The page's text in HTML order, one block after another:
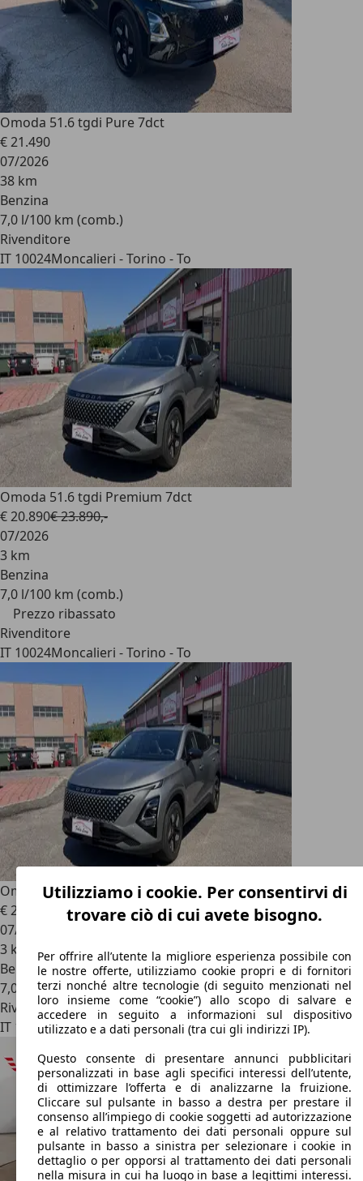
Omoda 51.6 tgdi Pure 7dct
€ 21.490
07/2026
38 km
Benzina
7,0 l/100 km (comb.)
Rivenditore
IT 10024Moncalieri - Torino - To
Omoda 51.6 tgdi Premium 7dct
€ 20.890€ 23.890,-
07/2026
3 km
Benzina
7,0 l/100 km (comb.)
Prezzo ribassato
Rivenditore
IT 10024Moncalieri - Torino - To
Omoda 51.6 tgdi Premium 7dct
€ 20.890
07/2026
3 km
Benzina
7,0 l/100 km (comb.)
Rivenditore
IT 10024Moncalieri - Torino - To
Utilizziamo i cookie. Per consentirvi di
trovare ciò di cui avete bisogno.
Per offrire all’utente la migliore esperienza possibile con
le nostre offerte, utilizziamo cookie propri e di fornitori
terzi nonché altre tecnologie (di seguito menzionati nel
loro insieme come “cookie”) allo scopo di salvare e
accedere in seguito a informazioni sul dispositivo
utilizzato e a dati personali (tra cui gli indirizzi IP).
Questo consente di presentare annunci pubblicitari
personalizzati in base agli specifici interessi dell’utente,
di ottimizzare l’offerta e di analizzarne la fruizione.
Cliccare sul pulsante in basso a destra per prestare il
consenso all’impiego di cookie soggetti ad autorizzazione
e al relativo trattamento dei dati personali oppure sul
pulsante in basso a sinistra per selezionare i cookie in
dettaglio o per opporsi al trattamento dei dati personali
nella misura in cui ha luogo in base a legittimi interessi.